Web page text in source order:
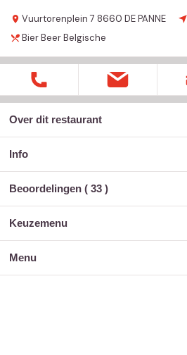
Vuurtorenplein 7 8660 DE PANNE
BierBeerBelgische
Over dit restaurant
Info
Beoordelingen ( 33 )
keuzemenu
menu